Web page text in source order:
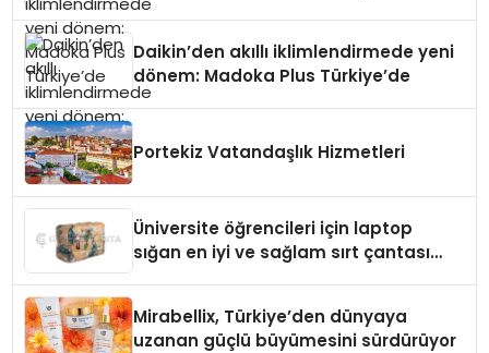
Daikin’den akıllı iklimlendirmede yeni
dönem: Madoka Plus Türkiye’de
Portekiz Vatandaşlık Hizmetleri
Üniversite öğrencileri için laptop
sığan en iyi ve sağlam sırt çantası
Mirabellix, Türkiye’den dünyaya
uzanan güçlü büyümesini sürdürüyor